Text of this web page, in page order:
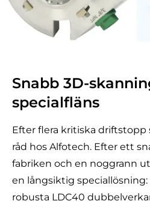
Snabb 3D-
specialfläns
Efter flera kritiska driftstopp
råd hos Alfotech. Efter ett
fabriken och en noggrann
en långsiktig
robusta LDC40